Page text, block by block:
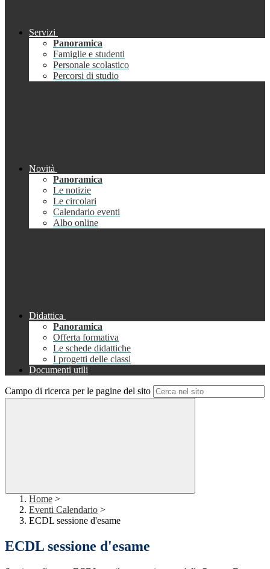
Servizi
Panoramica
Famiglie e studenti
Personale scolastico
Percorsi di studio
Novità
Panoramica
Le notizie
Le circolari
Calendario eventi
Albo online
Didattica
Panoramica
Offerta formativa
Le schede didattiche
I progetti delle classi
Documenti utili
Campo di ricerca per le pagine del sito
Home >
Eventi Calendario >
ECDL sessione d'esame
ECDL sessione d'esame